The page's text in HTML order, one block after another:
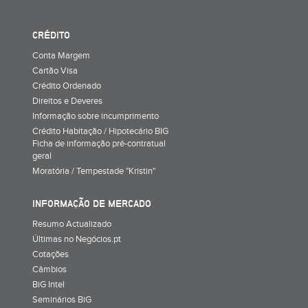
CRÉDITO
Conta Margem
Cartão Visa
Crédito Ordenado
Direitos e Deveres
Informação sobre incumprimento
Crédito Habitação / Hipotecário BIG
Ficha de informação pré-contratual
geral
Moratória / Tempestade "Kristin"
INFORMAÇÃO DE MERCADO
Resumo Actualizado
Últimas no Negócios.pt
Cotações
Câmbios
BiG Intel
Seminários BiG